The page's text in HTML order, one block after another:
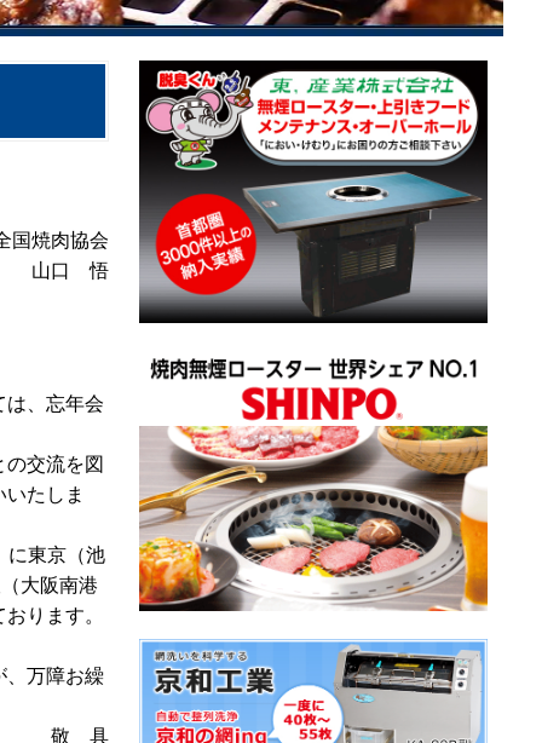
国焼肉協会
山口 悟
、忘年会
交流を図
たしま
に東京（池
大阪南港
ります。
、万障お繰
敬 具